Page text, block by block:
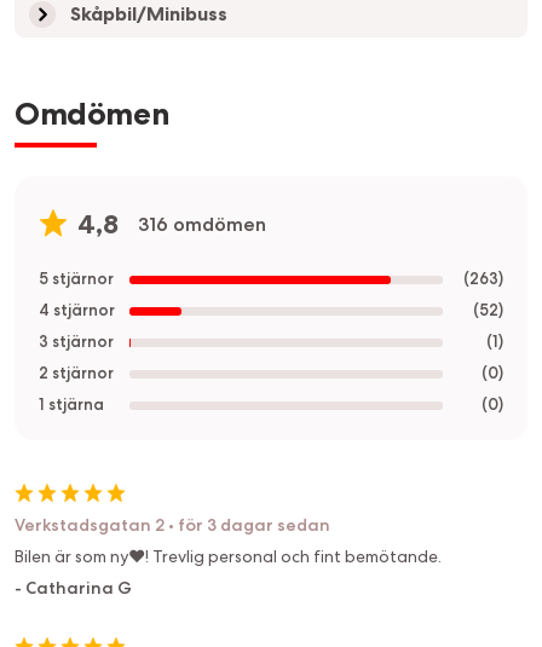
Skåpbil/Minibuss
Omdömen
4,8 316 omdömen
5 stjärnor (263)
4 stjärnor
(52)
3 stjärnor
(1)
2 stjärnor
(0)
1 stjärna
(0)
Verkstadsgatan 2 • för 3 dagar sedan
Bilen är som ny❤️! Trevlig personal och fint bemötande.
- Catharina G